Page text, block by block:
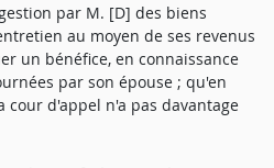
par M. [D] des biens
au moyen de ses revenus
un bénéfice, en connaissance
par son épouse ; qu'en
cour d'appel n'a pas davantage